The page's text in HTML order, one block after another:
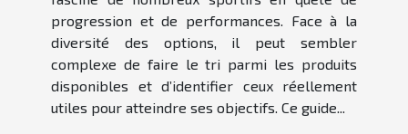
progression et de performances. Face à la
diversité des options, il peut sembler
complexe de faire le tri parmi les produits
disponibles et d’identifier ceux réellement
utiles pour atteindre ses objectifs. Ce guide...